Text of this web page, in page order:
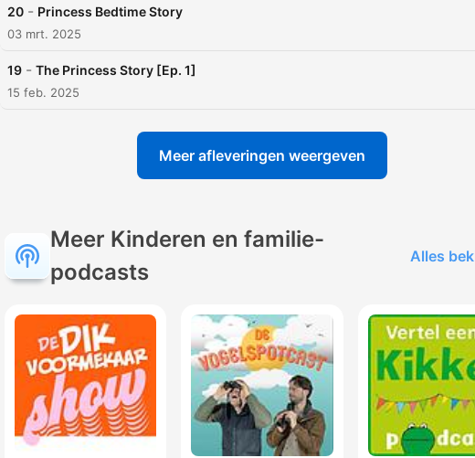
20 - Princess Bedtime Story
03 mrt. 2025
19 - The Princess Story [Ep. 1]
15 feb. 2025
Meer afleveringen weergeven
Meer Kinderen en familie-
podcasts
Alles